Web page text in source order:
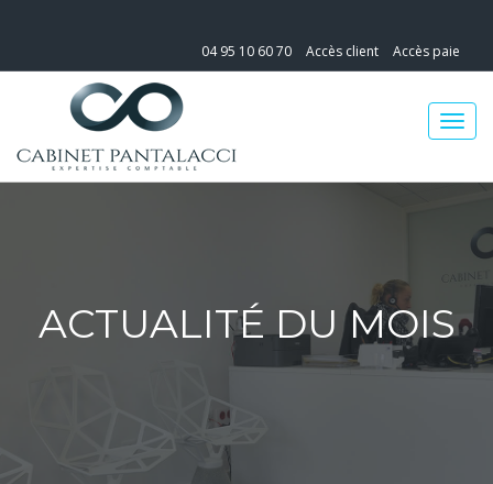
04 95 10 60 70 Accès client Accès paie
ACTUALITÉ DU MOIS